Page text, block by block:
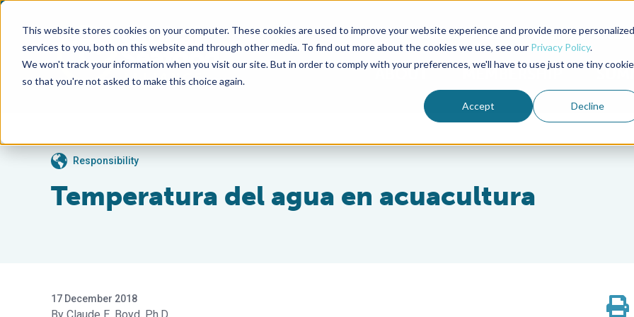
This website stores cookies on your computer. These cookies are used to improve your website experience and provide more personalized
services to you, both on this website and through other media. To find out more about the cookies we use, see our Privacy Policy.
We won't track your information when you visit our site. But in order to comply with your preferences, we'll have to use just one tiny cookie
so that you're not asked to make this choice again.
Accept Decline
Advocate Magazine Aquademia Podcast
ABOUT MEMBERSHIP
Responsibility
Temperatura del agua en acuacultura
17 December 2018